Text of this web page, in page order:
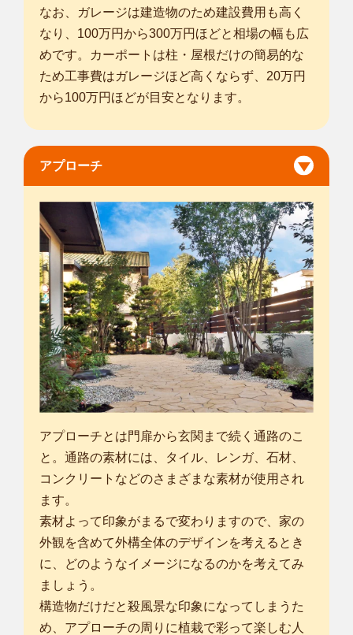
なお、ガレージは建造物のため建設費用も高く
なり、100万円から300万円ほどと相場の幅も広
めです。カーポートは柱・屋根だけの簡易的な
ため工事費はガレージほど高くならず、20万円
から100万円ほどが目安となります。
アプローチ
アプローチとは門扉から玄関まで続く通路のこ
と。通路の素材には、タイル、レンガ、石材、
コンクリートなどのさまざまな素材が使用され
ます。
素材よって印象がまるで変わりますので、家の
外観を含めて外構全体のデザインを考えるとき
に、どのようなイメージになるのかを考えてみ
ましょう。
構造物だけだと殺風景な印象になってしまうた
め、アプローチの周りに植栽で彩って楽しむ人